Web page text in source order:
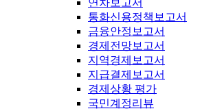
연차보고서
통화신용정책보고서
금융안정보고서
경제전망보고서
지역경제보고서
지급결제보고서
경제상황 평가
국민계정리뷰